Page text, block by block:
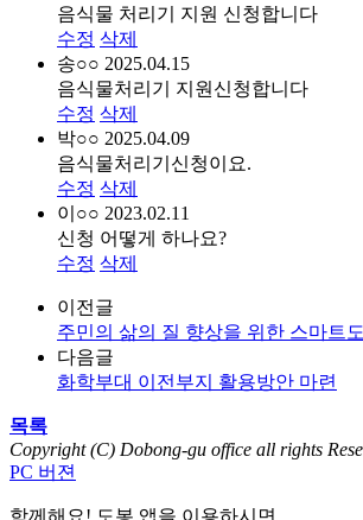
음식물 처리기 지원 신청합니다
수정 삭제
송○○ 2025.04.15
음식물처리기 지원신청합니다
수정 삭제
박○○ 2025.04.09
음식물처리기신청이요.
수정 삭제
이○○ 2023.02.11
신청 어떻게 하나요?
수정 삭제
이전글
주민의 삶의 질 향상을 위한 스마트
다음글
화학부대 이전부지 활용방안 마련
목록
Copyright (C) Dobong-gu office all rights
PC 버젼
함께해요! 도봉 앱을 이용하시면